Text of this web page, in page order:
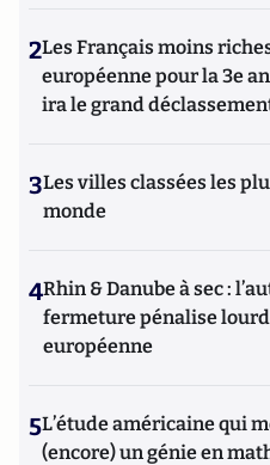
2Les Français moins
européenne pour la 3e
ira le grand
3Les villes classées les
monde
4Rhin & Danube à sec :
fermeture pénalise
européenne
5L’étude américaine qui
(encore) un génie en